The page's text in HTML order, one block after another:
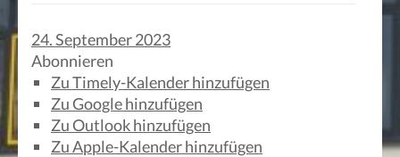
24. September 2023
Abonnieren
Zu Timely-Kalender hinzufügen
Zu Google hinzufügen
Zu Outlook hinzufügen
Zu Apple-Kalender hinzufügen